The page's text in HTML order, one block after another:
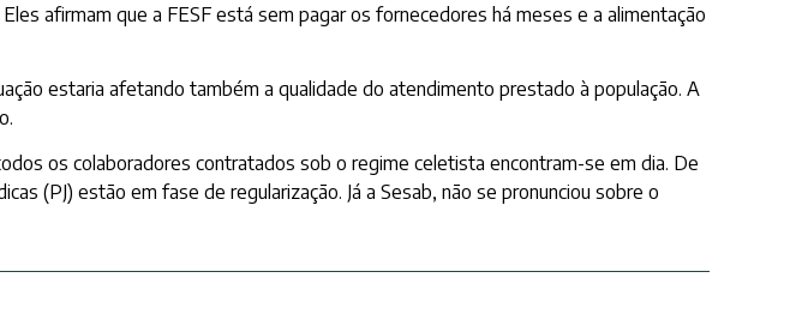
afirmam que a FESF está sem pagar os fornecedores há meses e a alimentação
estaria afetando também a qualidade do atendimento prestado à população. A
os colaboradores contratados sob o regime celetista encontram-se em dia. De
(PJ) estão em fase de regularização. Já a Sesab, não se pronunciou sobre o